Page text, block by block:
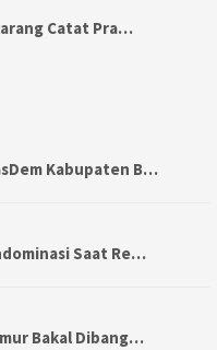
Catat Pra…
Kabupaten B…
Saat Re…
Bakal Dibang…